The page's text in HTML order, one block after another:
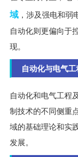
域 ，涉及强电和
自动化则更偏向于
现。
自动化与电气
自动化和电气工程
制技术的不同侧重
域的基础理论和实
发展。